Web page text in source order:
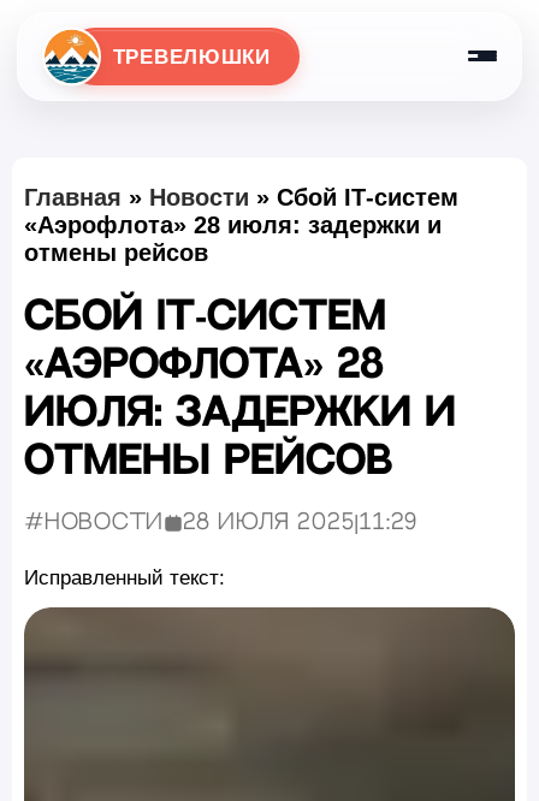
ТРЕВЕЛЮШКИ
Главная » Новости » Сбой IT‑систем
«Аэрофлота» 28 июля: задержки и
отмены рейсов
Сбой IT‑систем
«Аэрофлота» 28
июля: задержки и
отмены рейсов
#Новости Опубликовано:
28 июля 2025 |11:29
Исправленный текст: